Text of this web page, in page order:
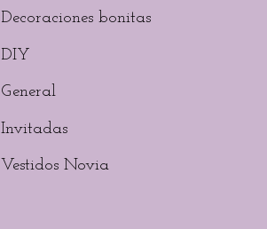
Decoraciones bonitas
DIY
General
Invitadas
Vestidos Novia